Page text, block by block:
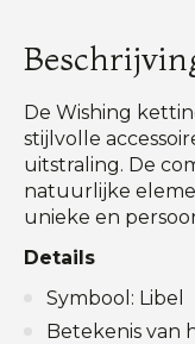
De Wishing
stijlvolle
uitstraling. De
natuurlijke
unieke en
Details
Symbool: Libel
Betekenis van